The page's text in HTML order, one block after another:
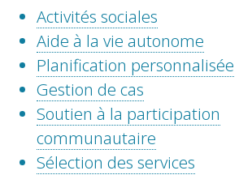
Activités sociales
Aide à la vie autonome
Planification personnalisée
Gestion de cas
Soutien à la participation
communautaire
Sélection des services